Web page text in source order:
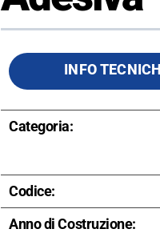
INFO
Categoria:
Codice:
Anno di Costruzione: